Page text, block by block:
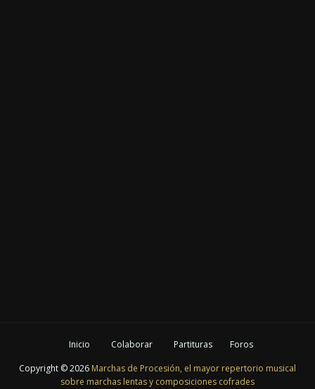
Inicio Colaborar Partituras
Foros
Copyright ©2026 Marchas de Procesión, el mayor repertorio musical
sobre marchas lentas y composiciones cofrades